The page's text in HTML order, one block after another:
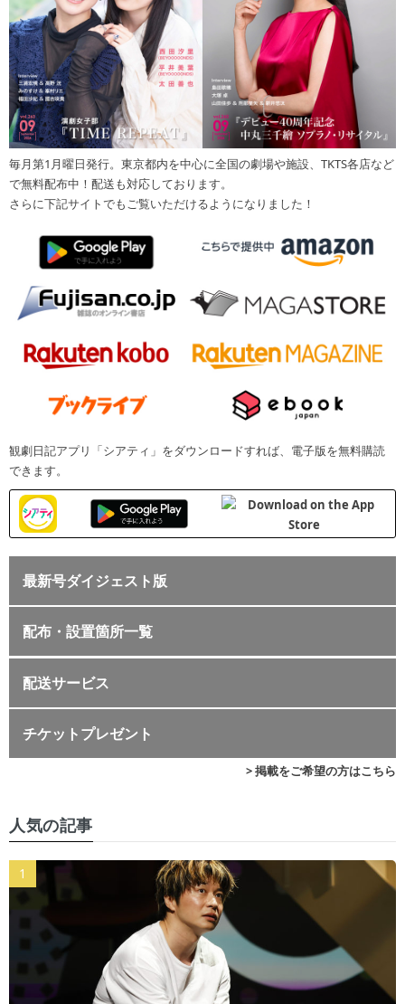
毎月第1月曜日発行。東京都内を中心に全国の劇場や施設、TKTS各店など
で無料配布中！配送も対応しております。
さらに下記サイトでもご覧いただけるようになりました！
観劇日記アプリ「シアティ」をダウンロードすれば、電子版を無料購読
できます。
最新号ダイジェスト版
配布・設置箇所一覧
配送サービス
チケットプレゼント
> 掲載をご希望の方はこちら
人気の記事